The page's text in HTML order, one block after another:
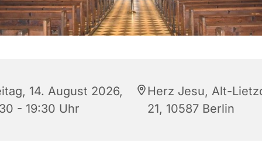
14. August 2026,
- 19:30 Uhr
Herz Jesu, Alt-
21, 10587 Berlin